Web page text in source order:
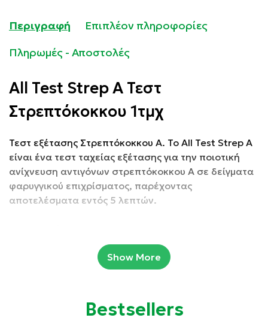
Περιγραφή
Επιπλέον πληροφορίες
Πληρωμές - Αποστολές
All Test Strep A Τεστ
Στρεπτόκοκκου 1τμχ
Τεστ εξέτασης Στρεπτόκοκκου Α. Το All Test Strep A
είναι ένα τεστ ταχείας εξέτασης για την ποιοτική
ανίχνευση αντιγόνων στρεπτόκοκκου Α σε δείγματα
φαρυγγικού επιχρίσματος, παρέχοντας
αποτελέσματα εντός 5 λεπτών.
Show More
Bestsellers